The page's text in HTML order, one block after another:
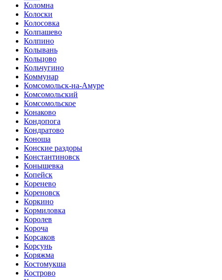
Коломна
Колоски
Колосовка
Колпашево
Колпино
Колывань
Кольцово
Кольчугино
Коммунар
Комсомольск-на-Амуре
Комсомольский
Комсомольское
Конаково
Кондопога
Кондратово
Коноша
Конские раздоры
Константиновск
Конышевка
Копейск
Коренево
Кореновск
Коркино
Кормиловка
Королев
Короча
Корсаков
Корсунь
Коряжма
Костомукша
Кострово